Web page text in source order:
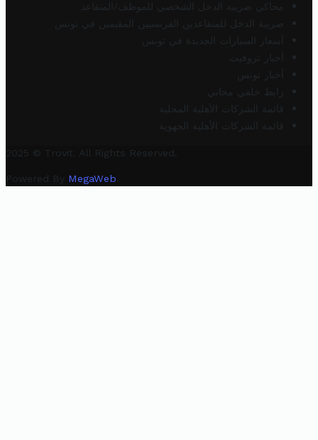
محاكي ضريبة الدخل الشخصي للموظف/المتقاعد
ضريبة الدخل للمتقاعدين الفرنسيين المقيمين في تونس
أسعار السيارات الجديدة في تونس
أخبار تروفيت
أخبار تونس
رابط خلفي مجاني
قائمة الشركات الأهلية المحلية
قائمة الشركات الأهلية الجهوية
2025 © Trovit. All Rights Reserved.
Powered By MegaWeb